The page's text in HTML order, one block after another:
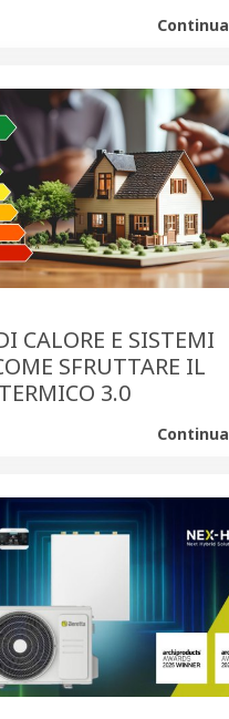
Continua
CALORE E SISTEMI
SFRUTTARE IL
3.0
Continua